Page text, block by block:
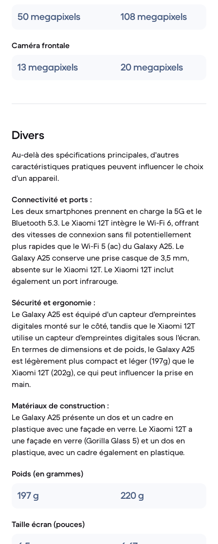
50 megapixels 108 megapixels
Caméra frontale
13 megapixels 20 megapixels
Divers
Au-delà des spécifications principales, d'autres
caractéristiques pratiques peuvent influencer le choix
d'un appareil.
Connectivité et ports :
Les deux smartphones prennent en charge la 5G et le
Bluetooth 5.3. Le Xiaomi 12T intègre le Wi-Fi 6, offrant
des vitesses de connexion sans fil potentiellement
plus rapides que le Wi-Fi 5 (ac) du Galaxy A25. Le
Galaxy A25 conserve une prise casque de 3,5 mm,
absente sur le Xiaomi 12T. Le Xiaomi 12T inclut
également un port infrarouge.
Sécurité et ergonomie :
Le Galaxy A25 est équipé d'un capteur d'empreintes
digitales monté sur le côté, tandis que le Xiaomi 12T
utilise un capteur d'empreintes digitales sous l'écran.
En termes de dimensions et de poids, le Galaxy A25
est légèrement plus compact et léger (197g) que le
Xiaomi 12T (202g), ce qui peut influencer la prise en
main.
Matériaux de construction :
Le Galaxy A25 présente un dos et un cadre en
plastique avec une façade en verre. Le Xiaomi 12T a
une façade en verre (Gorilla Glass 5) et un dos en
plastique, avec un cadre également en plastique.
Poids (en grammes)
197 g 220 g
Taille écran (pouces)